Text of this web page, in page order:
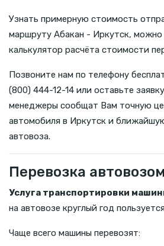
Узнать примерную стоимость
маршруту Абакан - Иркутск, можно
калькулятор расчёта стоимости
Позвоните нам по телефону
(800) 444-12-14 или оставьте
менеджеры сообщат Вам точную
автомобиля в Иркутск и
автовоза.
Перевозка автовозом
Услуга транспортировки
на автовозе круглый год
Чаще всего машины перевозят: